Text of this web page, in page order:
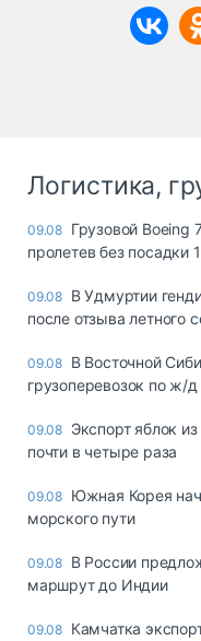
Логистика,
09.08 Грузовой Boeing
пролетев без посадки
09.08 В Удмуртии
после отзыва летного
09.08 В Восточной
грузоперевозок по ж/
09.08 Экспорт яблок
почти в четыре раза
09.08 Южная Корея
морского пути
09.08 В России
маршрут до Индии
09.08 Камчатка